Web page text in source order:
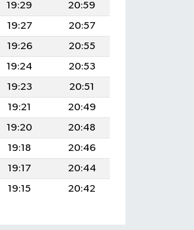
19:29
20:59
19:27
20:57
19:26
20:55
19:24
20:53
19:23
20:51
19:21
20:49
19:20
20:48
19:18
20:46
19:17
20:44
19:15 20:42